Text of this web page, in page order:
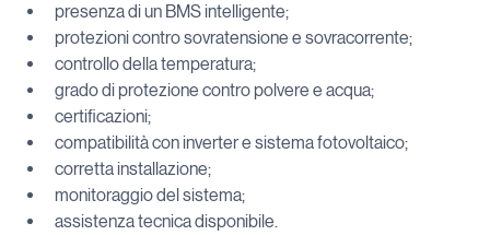
presenza di un BMS intelligente;
protezioni contro sovratensione e sovracorrente;
controllo della temperatura;
grado di protezione contro polvere e acqua;
certificazioni;
compatibilità con inverter e sistema fotovoltaico;
corretta installazione;
monitoraggio del sistema;
assistenza tecnica disponibile.